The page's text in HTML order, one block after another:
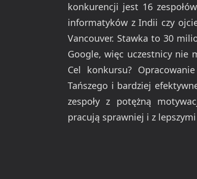
konkurencji jest 16
informatyków z Indii czy
Vancouver. Stawka to 30
Google, więc uczestnicy nie
Cel konkursu?
Tańszego i bardziej
zespoły z potężną
pracują sprawniej i z